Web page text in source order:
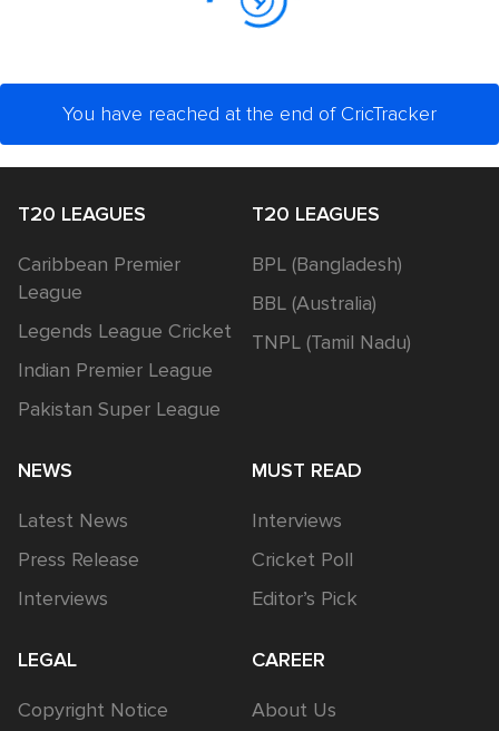
You have reached at the end of CricTracker
T20 LEAGUES
Caribbean Premier
League
Legends League Cricket
Indian Premier League
Pakistan Super League
T20 LEAGUES
BPL (Bangladesh)
BBL (Australia)
TNPL (Tamil Nadu)
NEWS
Latest News
Press Release
Interviews
MUST READ
Interviews
Cricket Poll
Editor’s Pick
LEGAL
Copyright Notice
CAREER
About Us